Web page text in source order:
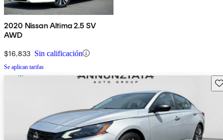
2020 Nissan Altima 2.5 SV
AWD
$16,833 Sin calificación
Se aplican tarifas